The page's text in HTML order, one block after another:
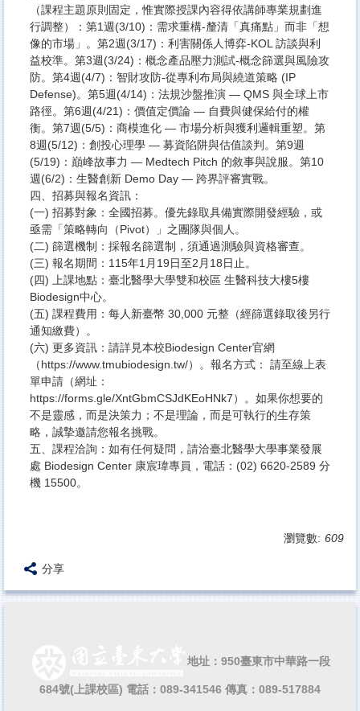
（課程主題原則固定，惟實際授課內容得依講師專業規劃進
行調整）：第1週(3/10)：需求重構-釐清「真痛點」而非「想
像的市場」。第2週(3/17)：利害關係人博弈-KOL 訪談與利
益校準。第3週(3/24)：概念產品壓力測試-概念篩選與風險攻
防。第4週(4/7)：智財攻防-從專利布局與繞道策略 (IP
Defense)。第5週(4/14)：法規沙盤推演 — QMS 與全球上市
路徑。第6週(4/21)：價值定價論 — 自費與健保給付的權
衡。第7週(5/5)：商模進化 — 市場分析與獲利邏輯重塑。第
8週(5/12)：創投心理學 — 募資陷阱與估值談判。第9週
(5/19)：巔峰故事力 — Medtech Pitch 的敘事與說服。第10
週(6/2)：生醫創新 Demo Day — 跨界評審實戰。
四、招募與報名資訊：
(一) 招募對象：全國招募。優先錄取具備實際開發經驗，或
亟需「策略轉向（Pivot）」之團隊與個人。
(二) 篩選機制：採報名篩選制，須通過測驗與資格審查。
(三) 報名期間：115年1月19日至2月18日止。
(四) 上課地點：臺北醫學大學雙和校區 生醫科技大樓5樓
Biodesign中心。
(五) 課程費用：每人新臺幣 30,000 元整（經篩選錄取後另行
通知繳費）。
(六) 更多資訊：請詳見本校Biodesign Center官網
（https://www.tmubiodesign.tw/）。報名方式： 請至線上表
單申請（網址：
https://forms.gle/XntGbmCSJdKEoHNk7）。如果你想要的
不是靈感，而是決策力；不是理論，而是可執行的生存策
略，誠摯邀請您報名挑戰。
五、課程洽詢：如有任何疑問，請洽臺北醫學大學事業發展
處 Biodesign Center 康宸瑋專員，電話：(02) 6620-2589 分
機 15500。
瀏覽數: 609
分享
地址：950臺東市中華路一段
684號(上課校區) 電話：089-341546 傳真：089-517884